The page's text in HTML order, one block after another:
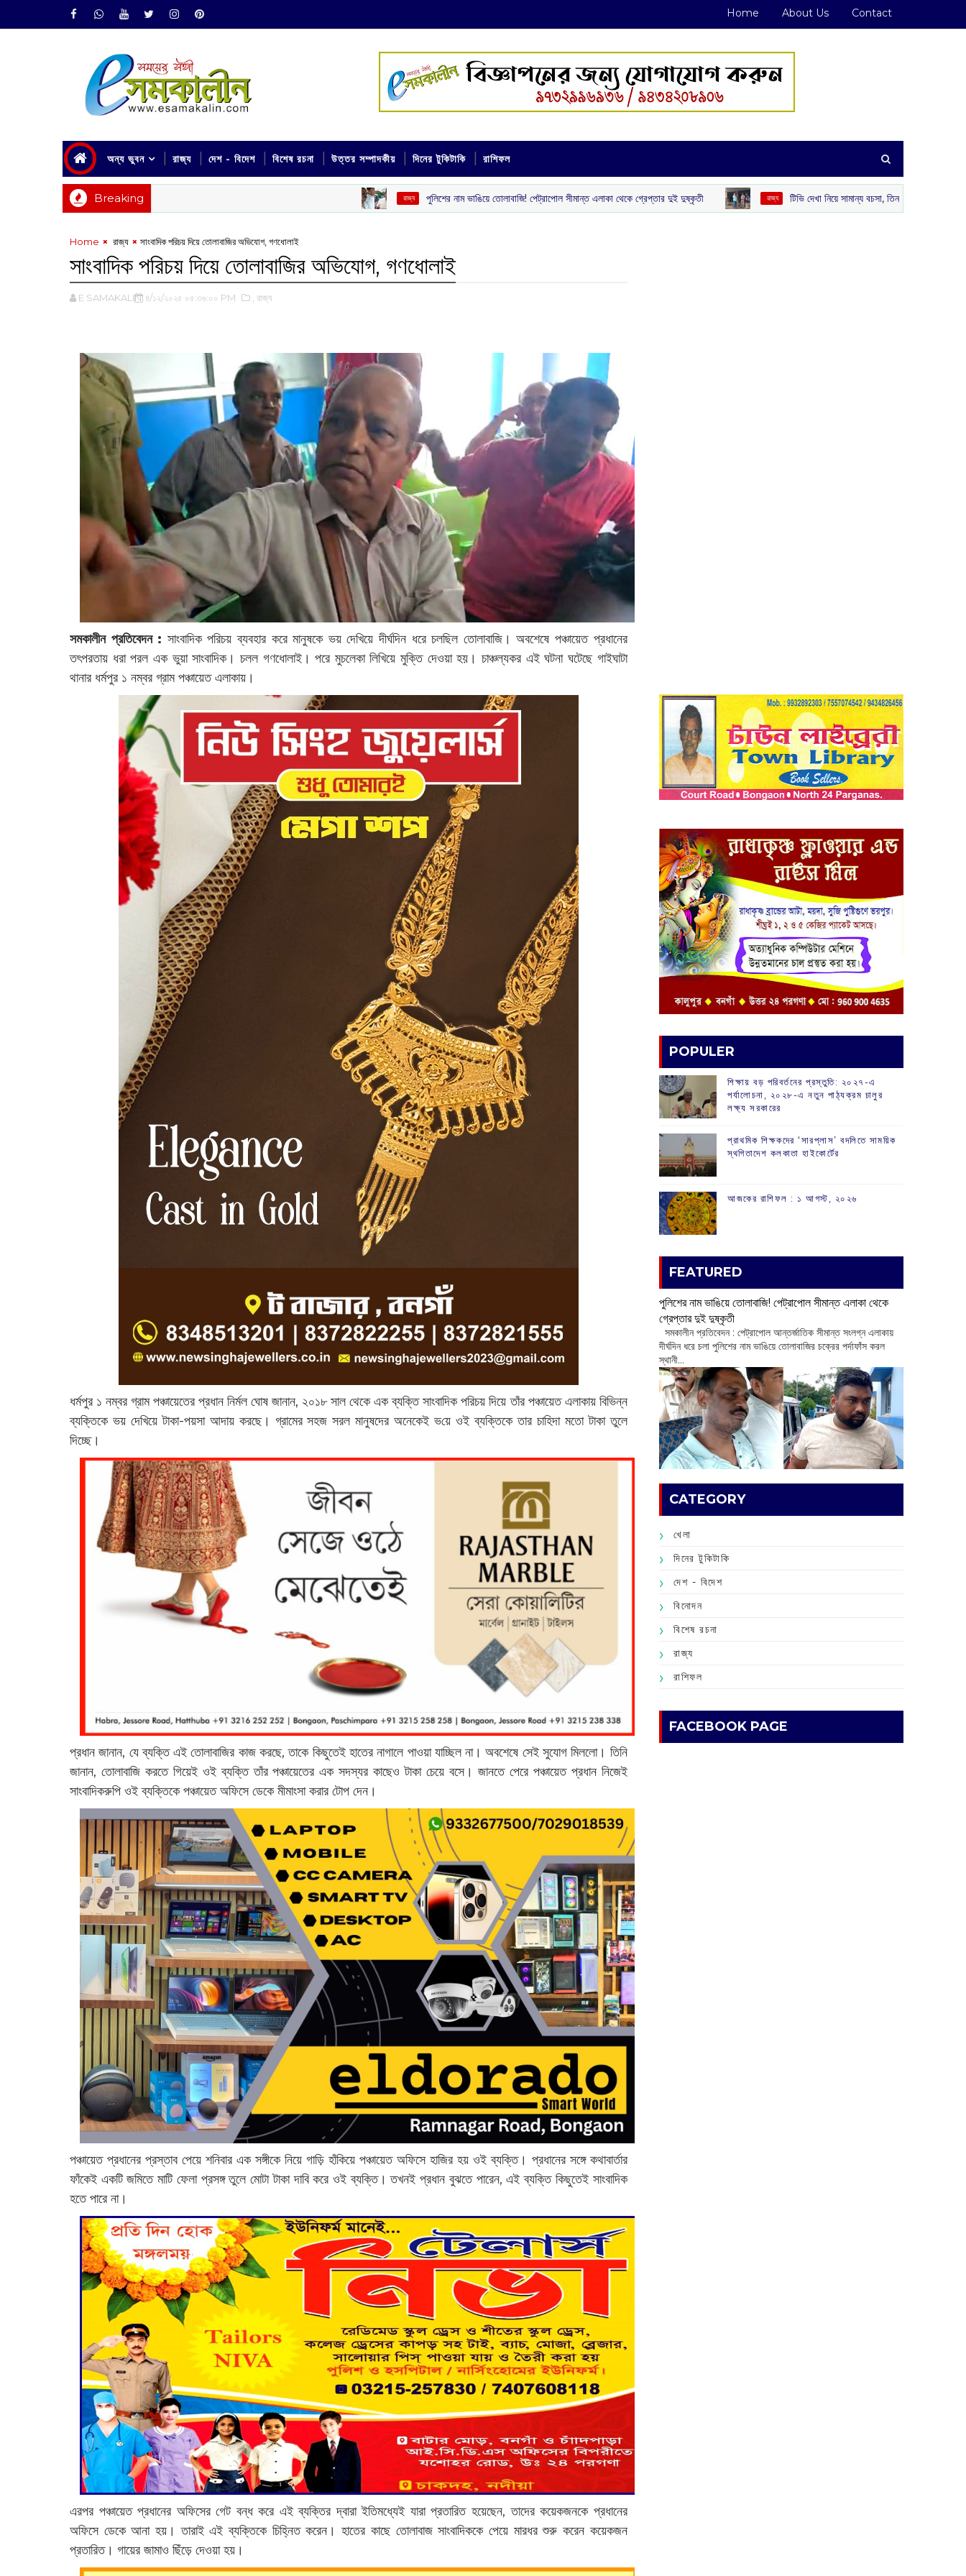
Home About Us Contact
অন্য ভুবন রাজ্য দেশ - বিদেশ বিশেষ রচনা উত্তর সম্পাদকীয় দিনের টুকিটাকি রাশিফল
Breaking পুলিশের নাম ভাঙিয়ে তোলাবাজি! পেট্রাপোল সীমান্ত এলাকা থেকে গ্রেপ্তার দুই দুষ্কৃতী ‌ রাজ্য টিভি দেখা নিয়ে সামান্য বচসা, তিন দিন পর যুবককে বাড়ি থেকে ডেকে এনে
Home ‌ রাজ্য সাংবাদিক পরিচয় দিয়ে তোলাবাজির অভিযোগ, গণধোলাই
সাংবাদিক পরিচয় দিয়ে তোলাবাজির অভিযোগ, গণধোলাই
E SAMAKALIN ৪/১২/২০২৫ ০৫:৩৬:০০ PM ,‌ রাজ্য
সমকালীন প্রতিবেদন : সাংবাদিক পরিচয় ব্যবহার করে মানুষকে ভয় দেখিয়ে দীর্ঘদিন ধরে চলছিল তোলাবাজি। অবশেষে পঞ্চায়েত প্রধানের
তৎপরতায় ধরা পরল এক ভুয়া সাংবাদিক। চলল গণধোলাই। পরে মুচলেকা লিখিয়ে মুক্তি দেওয়া হয়। চাঞ্চল্যকর এই ঘটনা ঘটেছে গাইঘাটা
থানার ধর্মপুর ১ নম্বর গ্রাম পঞ্চায়েত এলাকায়।
ধর্মপুর ১ নম্বর গ্রাম পঞ্চায়েতের প্রধান নির্মল ঘোষ জানান, ২০১৮ সাল থেকে এক ব্যক্তি সাংবাদিক পরিচয় দিয়ে তাঁর পঞ্চায়েত এলাকায় বিভিন্ন
ব্যক্তিকে ভয় দেখিয়ে টাকা-পয়সা আদায় করছে। গ্রামের সহজ সরল মানুষদের অনেকেই ভ‌য়ে ওই ব্যক্তিকে তার চাহিদা মতো টাকা তুলে
দিচ্ছে।
প্রধান জানান, যে ব্যক্তি এই তোলাবাজির কাজ করছে, তাকে কিছুতেই হাতের নাগালে পাওয়া যাচ্ছিল না। অবশেষে সেই সুযোগ মিললো। তিনি
জানান, তোলাবাজি করতে গিয়েই ওই ব্যক্তি তাঁর পঞ্চায়েতের এক সদস্যর কাছেও টাকা চেয়ে বসে। জানতে পেরে পঞ্চায়েত প্রধান নিজেই
সাংবাদিকরুপি ওই ব্যক্তিকে পঞ্চায়েত অফিসে ডেকে মীমাংসা করার টোপ দেন।
পঞ্চায়েত প্রধানের প্রস্তাব পেয়ে শনিবার এক সঙ্গীকে নিয়ে গাড়ি হাঁকিয়ে পঞ্চায়েত অফিসে হাজির হয় ওই ব্যক্তি। প্রধানের সঙ্গে কথাবার্তার
ফাঁকেই একটি জমিতে মাটি ফেলা প্রসঙ্গ তুলে মোটা টাকা দাবি করে ওই ব্যক্তি। তখনই প্রধান বুঝতে পারেন, এই ব্যক্তি কিছুতেই সাংবাদিক
হতে পারে না।
এরপর পঞ্চায়েত প্রধানের অফিসের গেট বন্ধ করে এই ব্যক্তির দ্বারা ইতিমধ্যেই যারা প্রতারিত হয়েছেন, তাদের কয়েকজনকে প্রধানের
অফিসে ডেকে আনা হয়। তারাই এই ব্যক্তিকে চিহ্নিত করেন। হাতের কাছে তোলাবাজ সাংবাদিককে পেয়ে মারধর শুরু করেন কয়েকজন
প্রতারিত। গায়ের জামাও ছিঁড়ে দেওয়া হয়।
POPULER
শিক্ষায় বড় পরিবর্তনের প্রস্তুতি: ২০২৭-এ
পর্যালোচনা, ২০২৮-এ নতুন পাঠ্যক্রম চালুর
লক্ষ্য সরকারের
প্রাথমিক শিক্ষকদের ‘সারপ্লাস’ বদলিতে সাময়িক
স্থগিতাদেশ কলকাতা হাইকোর্টের
আজকের রাশিফল :‌ ‌‌১ আগস্ট, ২০২৬
FEATURED
পুলিশের নাম ভাঙিয়ে তোলাবাজি! পেট্রাপোল সীমান্ত এলাকা থেকে
গ্রেপ্তার দুই দুষ্কৃতী
সমকালীন প্রতিবেদন : পেট্রাপোল আন্তর্জাতিক সীমান্ত সংলগ্ন এলাকায়
দীর্ঘদিন ধরে চলা পুলিশের নাম ভাঙিয়ে তোলাবাজির চক্রের পর্দাফাঁস করল
স্থানী...
CATEGORY
খেলা
দিনের টুকিটাকি
দেশ - বিদেশ
বিনোদন
বিশেষ রচনা
রাজ্য
রাশিফল
FACEBOOK PAGE